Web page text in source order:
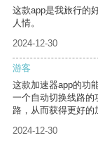
这款app是我旅行的
人情。
2024-12-30
游客
这款加速器app的功
一个自动切换线路的
路，从而获得更好的
2024-12-30